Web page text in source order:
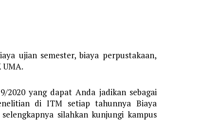
ujian semester, biaya perpustakaan,
UMA.
2020 yang dapat Anda jadikan sebagai
di ITM setiap tahunnya Biaya
silahkan kunjungi kampus